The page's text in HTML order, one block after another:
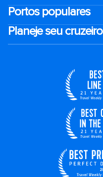
Portos populares
Planeje seu cruzeiro